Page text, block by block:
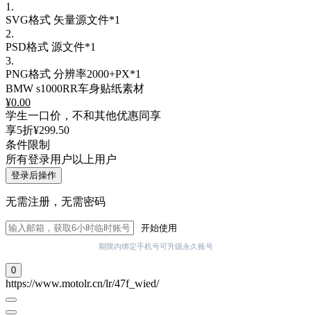
1.
SVG格式 矢量源文件*1
2.
PSD格式 源文件*1
3.
PNG格式 分辨率2000+PX*1
BMW s1000RR车身贴纸素材
¥0.00
学生一口价，不和其他优惠同享
享5折¥299.50
条件限制
所有登录用户以上用户
登录后操作
无需注册，无需密码
开始使用
期限内绑定手机号可升级永久账号
0
https://www.motolr.cn/lr/47f_wied/